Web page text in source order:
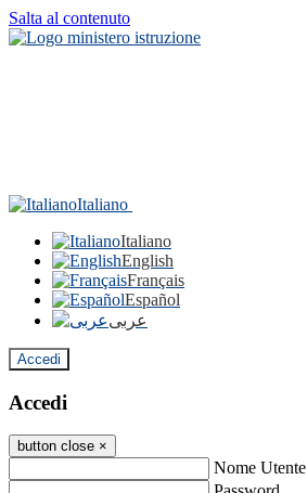
Salta al contenuto
Italiano
Italiano
English
Français
Español
عربى
Accedi
Accedi
button close ×
Nome Utente